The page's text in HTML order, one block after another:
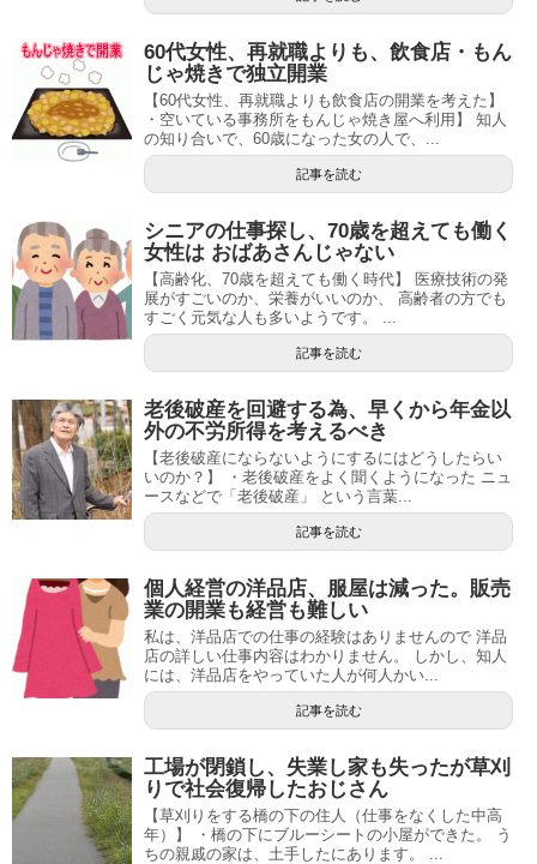
60代女性、再就職よりも、飲食店・もん
じゃ焼きで独立開業
【60代女性、再就職よりも飲食店の開業を考えた】
・空いている事務所をもんじゃ焼き屋へ利用】 知人
の知り合いで、60歳になった女の人で、...
記事を読む
シニアの仕事探し、70歳を超えても働く
女性は おばあさんじゃない
【高齢化、70歳を超えても働く時代】 医療技術の発
展がすごいのか、栄養がいいのか、 高齢者の方でも
すごく元気な人も多いようです。 ...
記事を読む
老後破産を回避する為、早くから年金以
外の不労所得を考えるべき
【老後破産にならないようにするにはどうしたらい
いのか？】 ・老後破産をよく聞くようになった ニュ
ースなどで「老後破産」 という言葉...
記事を読む
個人経営の洋品店、服屋は減った。販売
業の開業も経営も難しい
私は、洋品店での仕事の経験はありませんので 洋品
店の詳しい仕事内容はわかりません。 しかし、知人
には、洋品店をやっていた人が何人かい...
記事を読む
工場が閉鎖し、失業し家も失ったが草刈
りで社会復帰したおじさん
【草刈りをする橋の下の住人（仕事をなくした中高
年）】 ・橋の下にブルーシートの小屋ができた。 う
ちの親戚の家は、土手したにあります。 ...